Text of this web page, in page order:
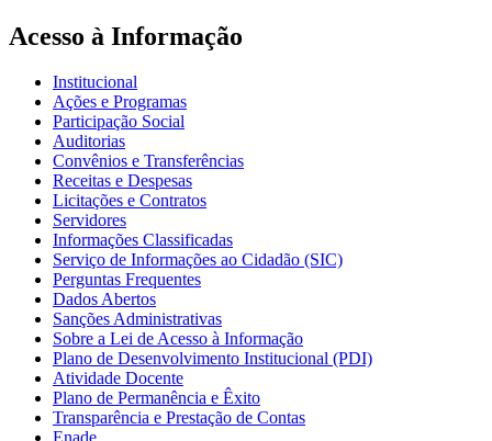
Acesso à Informação
Institucional
Ações e Programas
Participação Social
Auditorias
Convênios e Transferências
Receitas e Despesas
Licitações e Contratos
Servidores
Informações Classificadas
Serviço de Informações ao Cidadão (SIC)
Perguntas Frequentes
Dados Abertos
Sanções Administrativas
Sobre a Lei de Acesso à Informação
Plano de Desenvolvimento Institucional (PDI)
Atividade Docente
Plano de Permanência e Êxito
Transparência e Prestação de Contas